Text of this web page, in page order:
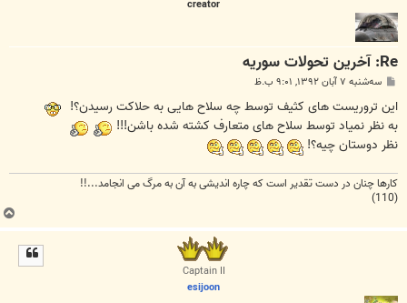
creator
Re: آخرين تحولات سوريه
پ
ت
سه‌شنبه ۷ آبان ۱۳۹۲, ۹:۰۱ ب.ظ
این تروریست های کثیف توسط چه سلاح هایی به حلاکت رسیدن؟!
به نظر نمیاد توسط سلاح های متعارف کشته شده باشن!!!
نظر دوستان چیه؟!
کارها چنان در دست تقدیر است که چاره اندیشی به آن به مرگ می انجامد...!!
ب
ا
Captain II
esijoon